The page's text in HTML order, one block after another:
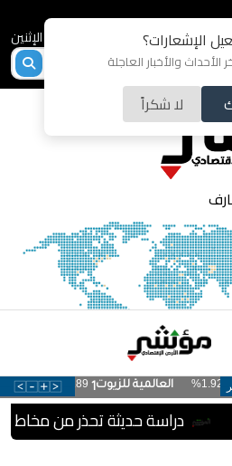
الإشعارات؟
والأخبار العاجلة
لا شكراً
دراسة حديثة تحذر من مخاطر